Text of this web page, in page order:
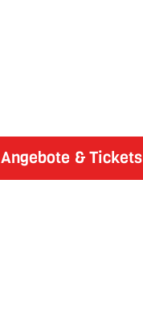
Angebote & Tickets